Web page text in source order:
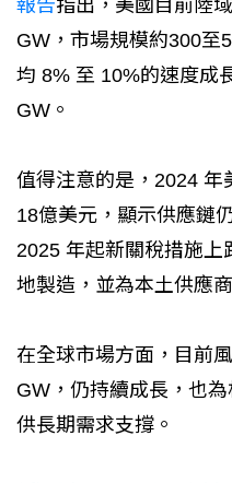
報告指出，美國目前陸
GW，市場規模約300至
均 8% 至 10%的速度成
GW。
值得注意的是，2024 年
18億美元，顯示供應鏈
2025 年起新關稅措施上
地製造，並為本土供應
在全球市場方面，目前
GW，仍持續成長，也
供長期需求支撐。